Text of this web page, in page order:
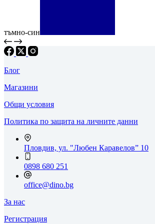
тъмно-син
Блог
Магазини
Общи условия
Политика по защита на личните данни
Пловдив, ул. "Любен Каравелов” 10
0898 680 251
office@dino.bg
За нас
Регистрация